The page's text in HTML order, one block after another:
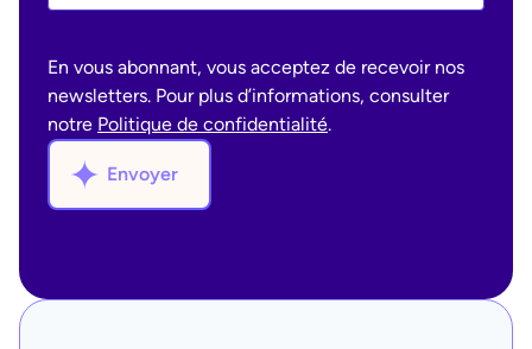
En vous abonnant, vous acceptez de recevoir nos
newsletters. Pour plus d’informations, consulter
notre Politique de confidentialité.
Envoyer